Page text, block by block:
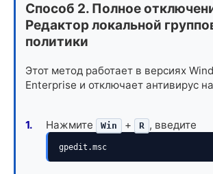
Способ 2. Полное
Редактор локальной
политики
Этот метод работает в версиях
Enterprise и отключает антивирус
Нажмите Win + R , введите
gpedit.msc